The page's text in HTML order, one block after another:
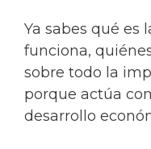
Ya sabes qué es
funciona,
sobre todo la
porque actúa
desarrollo